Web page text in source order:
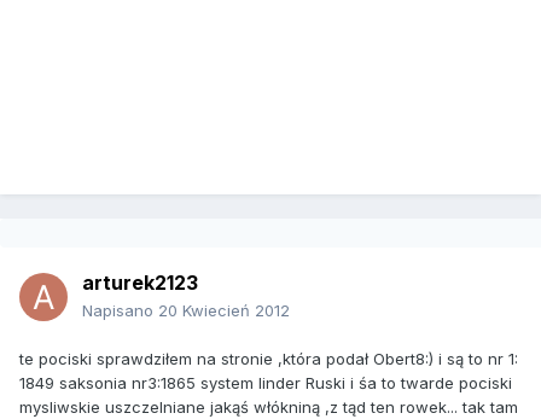
arturek2123
Napisano 20 Kwiecień 2012
te pociski sprawdziłem na stronie ,która podał Obert8:) i są to nr 1:
1849 saksonia nr3:1865 system linder Ruski i śa to twarde pociski
mysliwskie uszczelniane jakąś włókniną ,z tąd ten rowek... tak tam